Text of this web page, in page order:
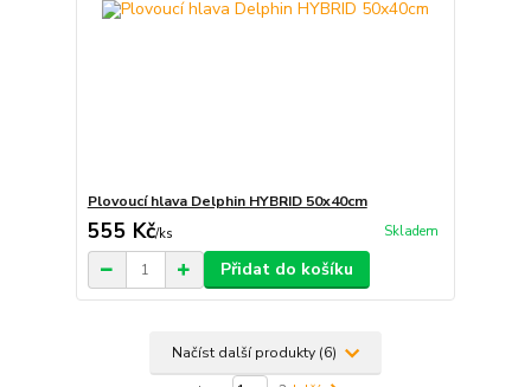
Plovoucí hlava Delphin HYBRID 50x40cm
555 Kč/ks Skladem
Přidat do košíku
Načíst další produkty (6)